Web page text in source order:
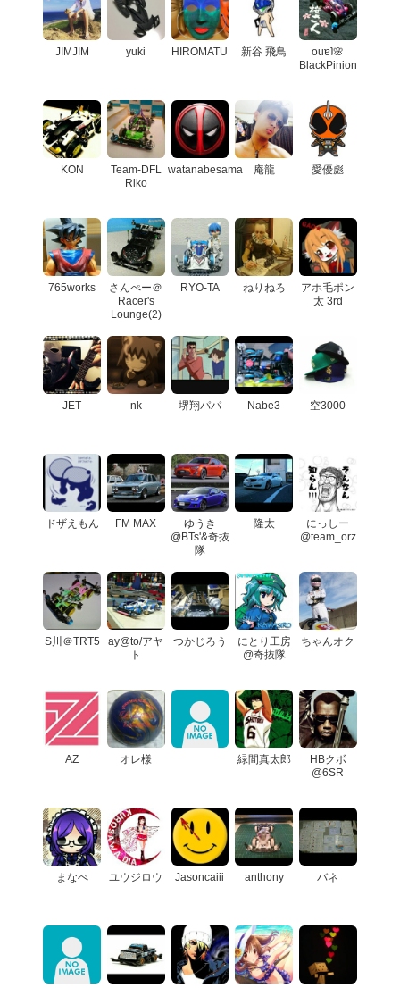
JIMJIM yuki HIROMATU 新谷 飛鳥
ouɐʇ🌸
BlackPinion
KON
Team-DFL
Riko
watanabesama 庵龍 愛優彪
765works
さんぺー＠
Racer's
Lounge(2)
RYO-TA ねりねろ
アホ毛ポン
太 3rd
JET nk 堺翔パパ Nabe3 空3000
ドザえもん FM MAX
ゆうき
@BTs'&奇抜
隊
隆太
にっしー
@team_orz
S川＠TRT5
ay@to/アヤ
ト
つかじろう
にとり工房
@奇抜隊
ちゃんオク
AZ オレ様 緑間真太郎
HBクボ
@6SR
まなべ ユウジロウ Jasoncaiii anthony バネ